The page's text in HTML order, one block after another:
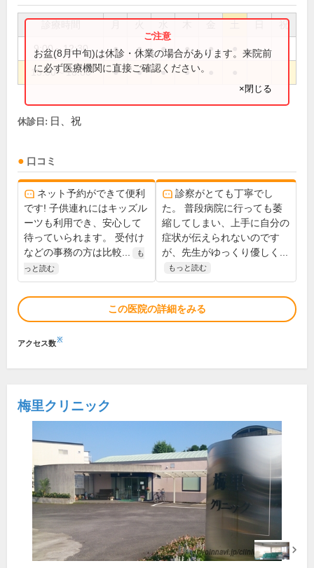
祝
9:00～12:30 ● ● ● ● ●
15:00～18:00 ● ● ● ●
お盆(8月中旬)は休診・休業の場合があります。来院前
に必ず医療機関に直接ご確認ください。
×閉じる
休診日: 日、祝
口コミ
ネット予約ができて便利
です! 子供連れにはキッズル
ーツも利用でき、安心して
待っていられます。 受付け
などの事務の方は比較...
も
っと読む
診察がとても丁寧でし
た。 普段病院に行っても萎
縮してしまい、上手に自分の
症状が伝えられないのです
が、先生がゆっくり優しく...
もっと読む
この医院の詳細をみる
アクセス数※
梅里クリニック